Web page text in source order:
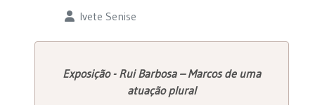
Detalhes Ivete Senise
Exposição - Rui Barbosa – Marcos de uma
atuação plural